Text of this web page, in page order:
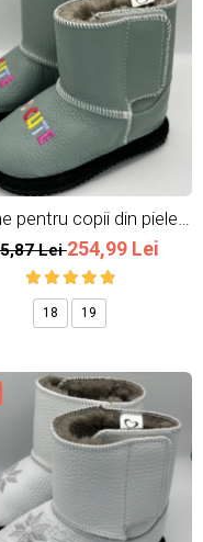
pentru copii din piele
naturala So cute
Lei254,99 Lei
18 19